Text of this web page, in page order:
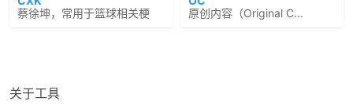
蔡徐坤，常用于篮球相关梗
原创内容（Original C...
关于工具